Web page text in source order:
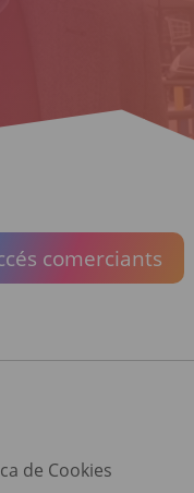
comerciants
de Cookies